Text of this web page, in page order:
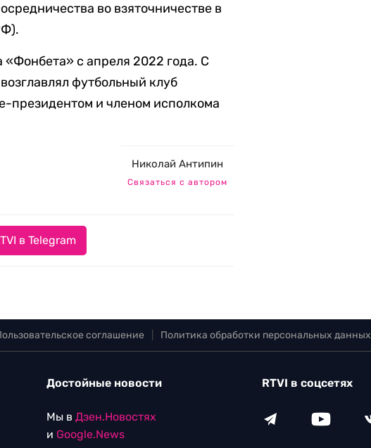
во взяточничестве в
с апреля 2022 года. С
футбольный клуб
президентом и членом исполкома
Николай Антипин
Связаться с автором
в Telegram
соглашение Политика обработки персональных данных
Достойные новости
Мы в Дзен.Новостях
и Google.News
RTVI в соцсетях